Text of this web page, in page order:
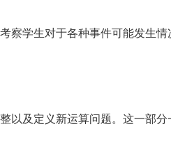
察学生对于各种事件可能发生情
以及定义新运算问题。这一部分